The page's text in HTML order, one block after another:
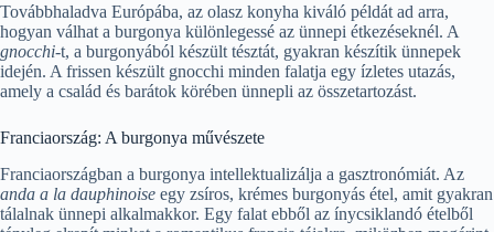
Továbbhaladva Európába, az olasz konyha kiváló példát ad arra,
hogyan válhat a burgonya különlegessé az ünnepi étkezéseknél. A
gnocchi-t, a burgonyából készült tésztát, gyakran készítik ünnepek
idején. A frissen készült gnocchi minden falatja egy ízletes utazás,
amely a család és barátok körében ünnepli az összetartozást.
Franciaország: A burgonya művészete
Franciaországban a burgonya intellektualizálja a gasztronómiát. Az
anda a la dauphinoise egy zsíros, krémes burgonyás étel, amit gyakran
tálalnak ünnepi alkalmakkor. Egy falat ebből az ínycsiklandó ételből